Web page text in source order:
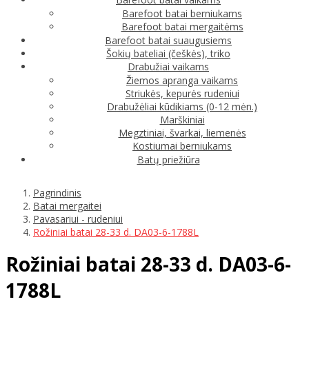
Barefoot batai berniukams
Barefoot batai mergaitėms
Barefoot batai suaugusiems
Šokių bateliai (češkės), triko
Drabužiai vaikams
Žiemos apranga vaikams
Striukės, kepurės rudeniui
Drabužėliai kūdikiams (0-12 mėn.)
Marškiniai
Megztiniai, švarkai, liemenės
Kostiumai berniukams
Batų priežiūra
Pagrindinis
Batai mergaitei
Pavasariui - rudeniui
Rožiniai batai 28-33 d. DA03-6-1788L
Rožiniai batai 28-33 d. DA03-6-
1788L